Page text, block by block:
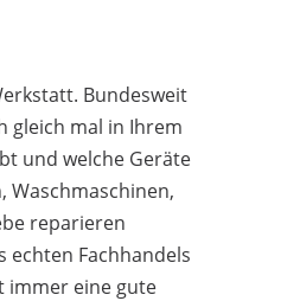
Bundesweit
gleich mal in Ihrem
und welche Geräte
Waschmaschinen,
reparieren
Fachhandels
immer eine gute